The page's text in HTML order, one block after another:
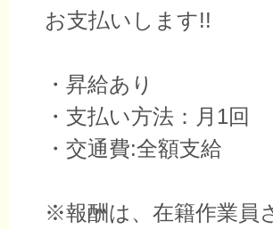
お支払いします!!
・昇給あり
・支払い方法：月1回
・交通費:全額支給
※報酬は、在籍作業員